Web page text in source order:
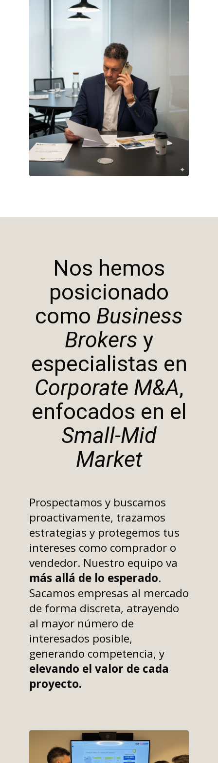
Nos hemos
posicionado
como Business
Brokers y
especialistas en
Corporate M&A,
enfocados en el
Small-Mid
Market
Prospectamos y buscamos
proactivamente, trazamos
estrategias y protegemos tus
intereses como comprador o
vendedor. Nuestro equipo va
más allá de lo esperado.
Sacamos empresas al mercado
de forma discreta, atrayendo
al mayor número de
interesados posible,
generando competencia, y
elevando el valor de cada
proyecto.